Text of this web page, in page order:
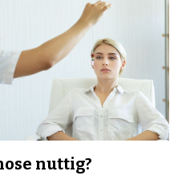
nuttig?